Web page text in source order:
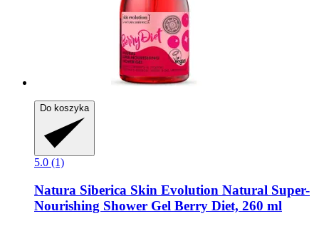
Do koszyka
5.0 (1)
Natura Siberica Skin Evolution Natural Super-​
Nourishing Shower Gel Berry Diet, 260 ml